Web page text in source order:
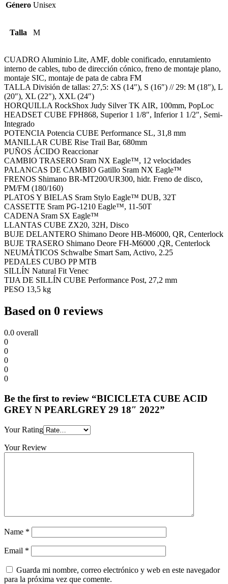
Género Unisex
Talla M
CUADRO Aluminio Lite, AMF, doble conificado, enrutamiento
interno de cables, tubo de dirección cónico, freno de montaje plano,
montaje SIC, montaje de pata de cabra FM
TALLA División de tallas: 27,5: XS (14″), S (16″) // 29: M (18″), L
(20″), XL (22″), XXL (24″)
HORQUILLA RockShox Judy Silver TK AIR, 100mm, PopLoc
HEADSET CUBE FPH868, Superior 1 1/8″, Inferior 1 1/2″, Semi-
Integrado
POTENCIA Potencia CUBE Performance SL, 31,8 mm
MANILLAR CUBE Rise Trail Bar, 680mm
PUÑOS ÁCIDO Reaccionar
CAMBIO TRASERO Sram NX Eagle™, 12 velocidades
PALANCAS DE CAMBIO Gatillo Sram NX Eagle™
FRENOS Shimano BR-MT200/UR300, hidr. Freno de disco,
PM/FM (180/160)
PLATOS Y BIELAS Sram Stylo Eagle™ DUB, 32T
CASSETTE Sram PG-1210 Eagle™, 11-50T
CADENA Sram SX Eagle™
LLANTAS CUBE ZX20, 32H, Disco
BUJE DELANTERO Shimano Deore HB-M6000, QR, Centerlock
BUJE TRASERO Shimano Deore FH-M6000 ,QR, Centerlock
NEUMÁTICOS Schwalbe Smart Sam, Activo, 2.25
PEDALES CUBO PP MTB
SILLÍN Natural Fit Venec
TIJA DE SILLÍN CUBE Performance Post, 27,2 mm
PESO 13,5 kg
Based on 0 reviews
0.0 overall
0
0
0
0
0
Be the first to review “BICICLETA CUBE ACID
GREY N PEARLGREY 29 18″ 2022”
Your Rating
Your Review
Name *
Email *
Guarda mi nombre, correo electrónico y web en este navegador
para la próxima vez que comente.